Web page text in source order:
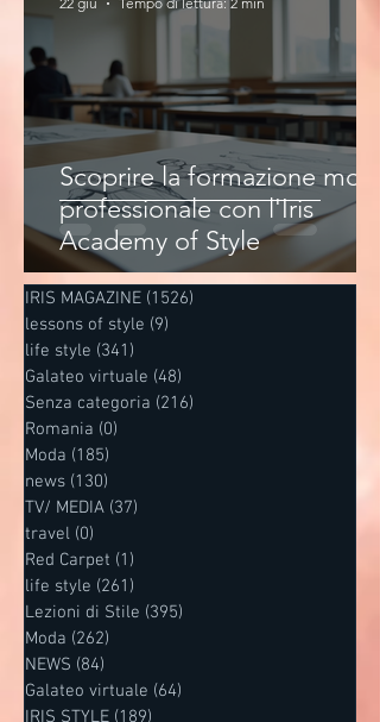
Scoprire la formazione moda
professionale con l'Iris
Academy of Style
IRIS MAGAZINE (1526)
lessons of style (9)
life style (341)
Galateo virtuale (48)
Senza categoria (216)
Romania (0)
Moda (185)
news (130)
TV/ MEDIA (37)
travel (0)
Red Carpet (1)
life style (261)
Lezioni di Stile (395)
Moda (262)
NEWS (84)
Galateo virtuale (64)
IRIS STYLE (189)